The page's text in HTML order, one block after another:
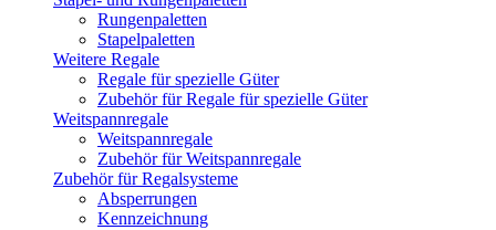
Rungenpaletten
Stapelpaletten
Weitere Regale
Regale für spezielle Güter
Zubehör für Regale für spezielle Güter
Weitspannregale
Weitspannregale
Zubehör für Weitspannregale
Zubehör für Regalsysteme
Absperrungen
Kennzeichnung